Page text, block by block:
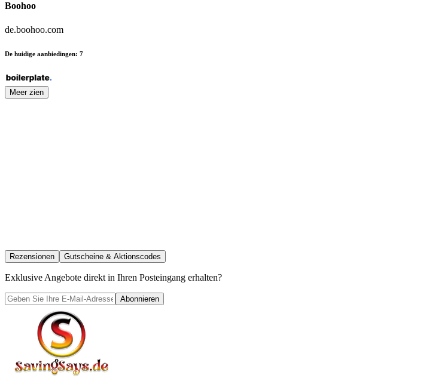
Boohoo
de.boohoo.com
De huidige aanbiedingen: 7
Meer zien
Rezensionen Gutscheine & Aktionscodes
Exklusive Angebote direkt in Ihren Posteingang erhalten?
Abonnieren